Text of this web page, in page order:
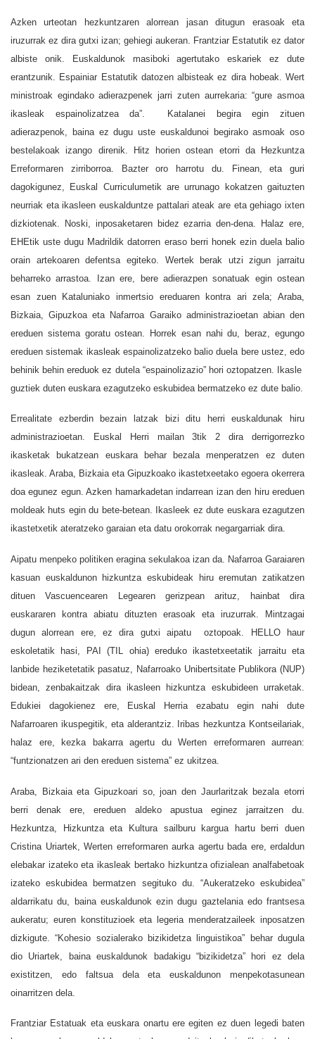
Azken urteotan hezkuntzaren alorrean jasan ditugun erasoak eta
iruzurrak ez dira gutxi izan; gehiegi aukeran. Frantziar Estatutik ez dator
albiste onik. Euskaldunok masiboki agertutako eskariek ez dute
erantzunik. Espainiar Estatutik datozen albisteak ez dira hobeak. Wert
ministroak egindako adierazpenek jarri zuten aurrekaria: “gure asmoa
ikasleak espainolizatzea da”. Katalanei begira egin zituen
adierazpenok, baina ez dugu uste euskaldunoi begirako asmoak oso
bestelakoak izango direnik. Hitz horien ostean etorri da Hezkuntza
Erreformaren zirriborroa. Bazter oro harrotu du. Finean, eta guri
dagokigunez, Euskal Curriculumetik are urrunago kokatzen gaituzten
neurriak eta ikasleen euskalduntze pattalari ateak are eta gehiago ixten
dizkiotenak. Noski, inposaketaren bidez ezarria den-dena. Halaz ere,
EHEtik uste dugu Madrildik datorren eraso berri honek ezin duela balio
orain artekoaren defentsa egiteko. Wertek berak utzi zigun jarraitu
beharreko arrastoa. Izan ere, bere adierazpen sonatuak egin ostean
esan zuen Kataluniako inmertsio ereduaren kontra ari zela; Araba,
Bizkaia, Gipuzkoa eta Nafarroa Garaiko administrazioetan abian den
ereduen sistema goratu ostean. Horrek esan nahi du, beraz, egungo
ereduen sistemak ikasleak espainolizatzeko balio duela bere ustez, edo
behinik behin ereduok ez dutela “espainolizazio” hori oztopatzen. Ikasle
guztiek duten euskara ezagutzeko eskubidea bermatzeko ez dute balio.
Errealitate ezberdin bezain latzak bizi ditu herri euskaldunak hiru
administrazioetan. Euskal Herri mailan 3tik 2 dira derrigorrezko
ikasketak bukatzean euskara behar bezala menperatzen ez duten
ikasleak. Araba, Bizkaia eta Gipuzkoako ikastetxeetako egoera okerrera
doa egunez egun. Azken hamarkadetan indarrean izan den hiru ereduen
moldeak huts egin du bete-betean. Ikasleek ez dute euskara ezagutzen
ikastetxetik ateratzeko garaian eta datu orokorrak negargarriak dira.
Aipatu menpeko politiken eragina sekulakoa izan da. Nafarroa Garaiaren
kasuan euskaldunon hizkuntza eskubideak hiru eremutan zatikatzen
dituen Vascuencearen Legearen gerizpean arituz, hainbat dira
euskararen kontra abiatu dituzten erasoak eta iruzurrak. Mintzagai
dugun alorrean ere, ez dira gutxi aipatu oztopoak. HELLO haur
eskoletatik hasi, PAI (TIL ohia) ereduko ikastetxeetatik jarraitu eta
lanbide heziketetatik pasatuz, Nafarroako Unibertsitate Publikora (NUP)
bidean, zenbakaitzak dira ikasleen hizkuntza eskubideen urraketak.
Edukiei dagokienez ere, Euskal Herria ezabatu egin nahi dute
Nafarroaren ikuspegitik, eta alderantziz. Iribas hezkuntza Kontseilariak,
halaz ere, kezka bakarra agertu du Werten erreformaren aurrean:
“funtzionatzen ari den ereduen sistema” ez ukitzea.
Araba, Bizkaia eta Gipuzkoari so, joan den Jaurlaritzak bezala etorri
berri denak ere, ereduen aldeko apustua eginez jarraitzen du.
Hezkuntza, Hizkuntza eta Kultura sailburu kargua hartu berri duen
Cristina Uriartek, Werten erreformaren aurka agertu bada ere, erdaldun
elebakar izateko eta ikasleak bertako hizkuntza ofizialean analfabetoak
izateko eskubidea bermatzen segituko du. “Aukeratzeko eskubidea”
aldarrikatu du, baina euskaldunok ezin dugu gaztelania edo frantsesa
aukeratu; euren konstituzioek eta legeria menderatzaileek inposatzen
dizkigute. “Kohesio sozialerako bizikidetza linguistikoa” behar dugula
dio Uriartek, baina euskaldunok badakigu “bizikidetza” hori ez dela
existitzen, edo faltsua dela eta euskaldunon menpekotasunean
oinarritzen dela.
Frantziar Estatuak eta euskara onartu ere egiten ez duen legedi baten